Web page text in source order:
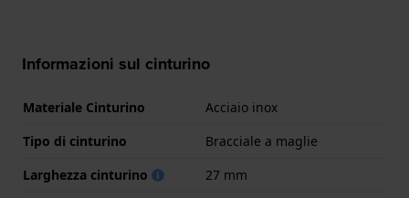
Informazioni sul cinturino
Materiale Cinturino
Acciaio inox
Tipo di cinturino
Bracciale a maglie
Larghezza cinturino
27 mm